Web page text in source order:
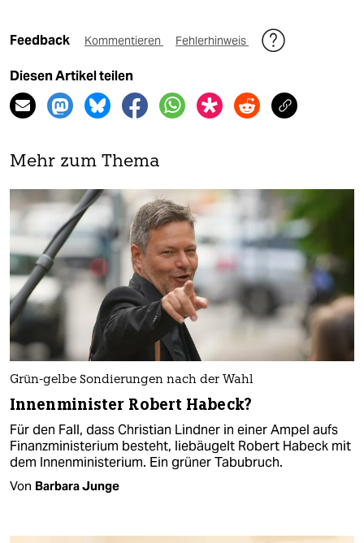
Feedback Kommentieren Fehlerhinweis
Diesen Artikel teilen
Mehr zum Thema
Grün-gelbe Sondierungen nach der Wahl
Innenminister Robert Habeck?
Für den Fall, dass Christian Lindner in einer Ampel aufs
Finanzministerium besteht, liebäugelt Robert Habeck mit
dem Innenministerium. Ein grüner Tabubruch.
Von Barbara Junge